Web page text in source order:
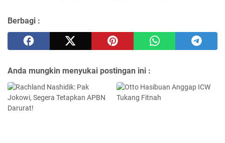
Berbagi :
Anda mungkin menyukai postingan ini :